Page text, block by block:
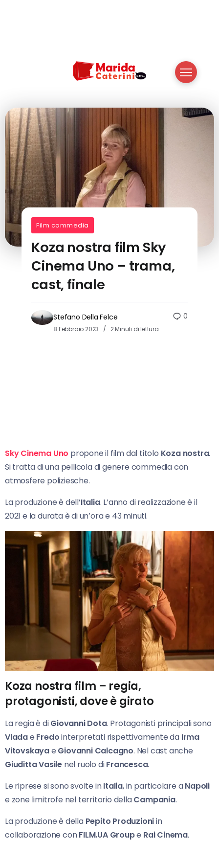
Film commedia
Koza nostra film Sky
Cinema Uno – trama,
cast, finale
Stefano Della Felce
8 Febbraio 2023 2 Minuti di lettura
0
Sky Cinema Uno propone il film dal titolo Koza nostra.
Si tratta di una pellicola di genere commedia con
atmosfere poliziesche.
La produzione è dell’Italia. L’anno di realizzazione è il
2021 e la durata è di un’ora e 43 minuti.
Koza nostra film – regia,
protagonisti, dove è girato
La regia è diGiovanni Dota. Protagonisti principali sono
Vladae Fredointerpretati rispettivamente da Irma
Vitovskayae Giovanni Calcagno. Nel cast anche
Giuditta Vasile nel ruolo diFrancesca.
Le riprese si sono svolte inItalia, in particolare aNapoli
e zone limitrofe nel territorio dellaCampania.
La produzione è dellaPepito Produzioniin
collaborazione conFILM.UA Groupe Rai Cinema.